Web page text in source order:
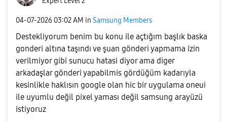
‎04-07-2026 03:02 AM in Samsung Members
Destekliyorum benim bu konu ile açtığım başlık baska
gonderi altına taşındı ve şuan gönderi yapmama izin
verilmiyor gibi sunucu hatasi diyor ama diger
arkadaşlar gönderi yapabilmis gördüğüm kadarıyla
kesinlikle haklısın google olan hic bir uygulama oneui
ile uyumlu değil pixel yaması değil samsung arayüzü
istiyoruz